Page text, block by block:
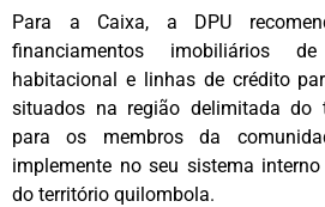
Para a Caixa, a DPU
financiamentos imobiliários
habitacional e linhas de crédito
situados na região delimitada do
para os membros da
implemente no seu sistema
do território quilombola.